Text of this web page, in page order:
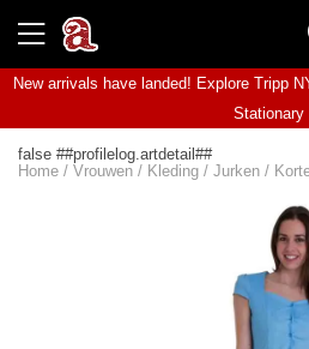
New arrivals have landed! Explore Tripp
Stationary
false ##profilelog.artdetail##
Home / Vrouwen / Kleding / Jurken /